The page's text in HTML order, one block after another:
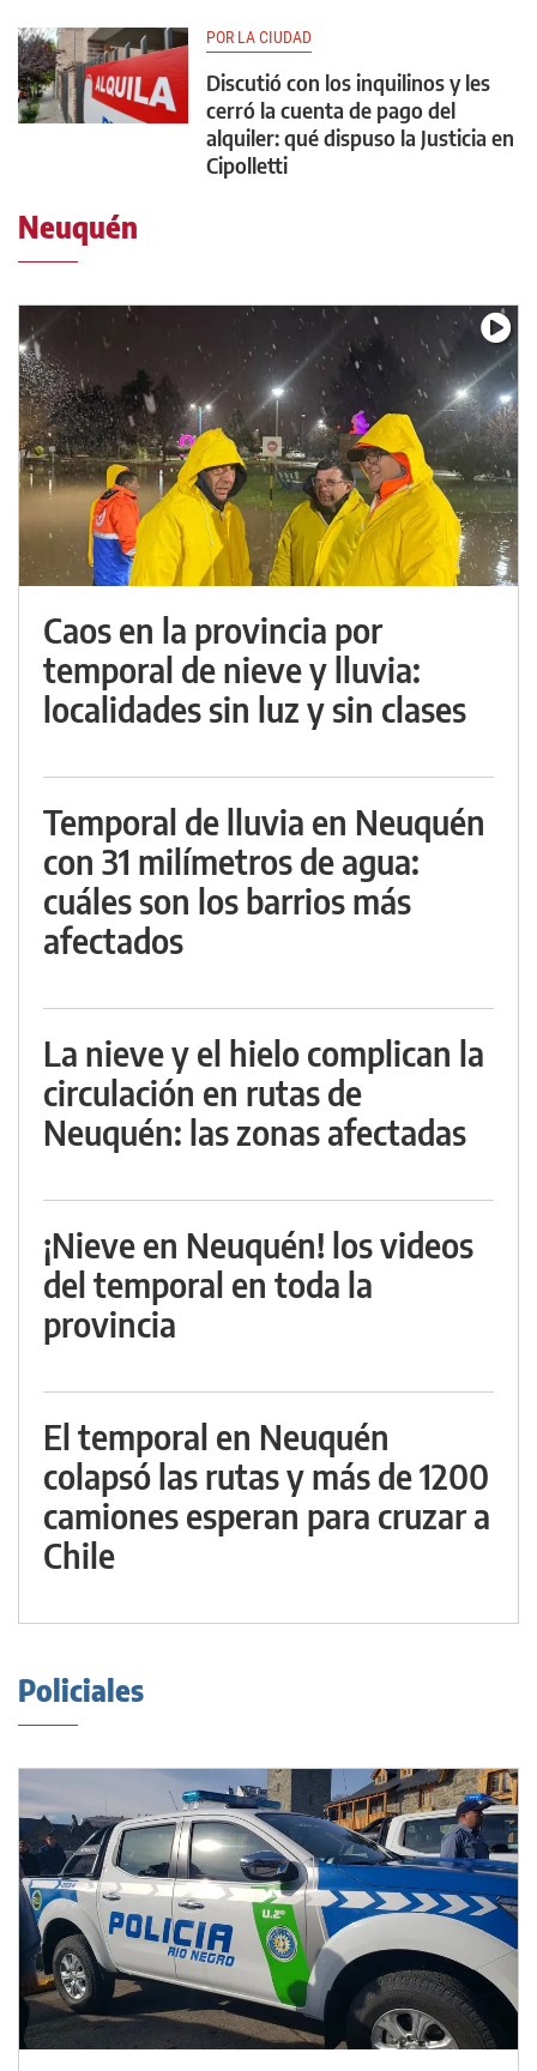
POR LA CIUDAD
Discutió con los inquilinos y les
cerró la cuenta de pago del
alquiler: qué dispuso la Justicia en
Cipolletti
Neuquén
Caos en la provincia por
temporal de nieve y lluvia:
localidades sin luz y sin clases
Temporal de lluvia en Neuquén
con 31 milímetros de agua:
cuáles son los barrios más
afectados
La nieve y el hielo complican la
circulación en rutas de
Neuquén: las zonas afectadas
¡Nieve en Neuquén! los videos
del temporal en toda la
provincia
El temporal en Neuquén
colapsó las rutas y más de 1200
camiones esperan para cruzar a
Chile
Policiales